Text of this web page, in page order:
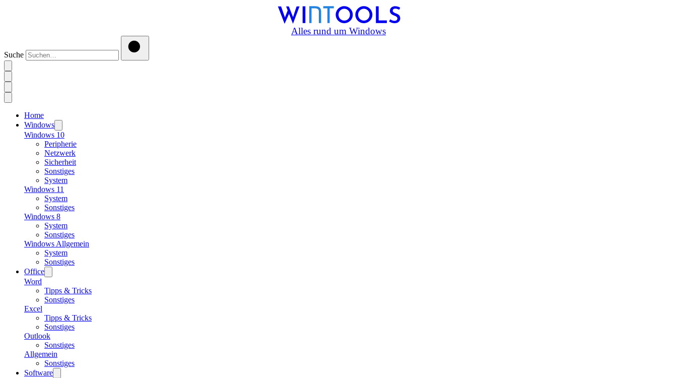
Alles rund um Windows
Suche
Home
Windows
Windows 10
Peripherie
Netzwerk
Sicherheit
Sonstiges
System
Windows 11
System
Sonstiges
Windows 8
System
Sonstiges
Windows Allgemein
System
Sonstiges
Office
Word
Tipps & Tricks
Sonstiges
Excel
Tipps & Tricks
Sonstiges
Outlook
Sonstiges
Allgemein
Sonstiges
Software